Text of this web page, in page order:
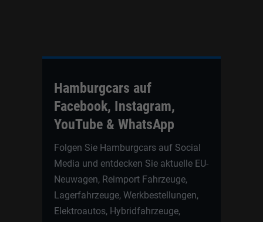
Hamburgcars auf
Facebook, Instagram,
YouTube & WhatsApp
Folgen Sie Hamburgcars auf Social
Media und entdecken Sie aktuelle EU-
Neuwagen, Reimport Fahrzeuge,
Lagerfahrzeuge, Werkbestellungen,
Elektroautos, Hybridfahrzeuge,